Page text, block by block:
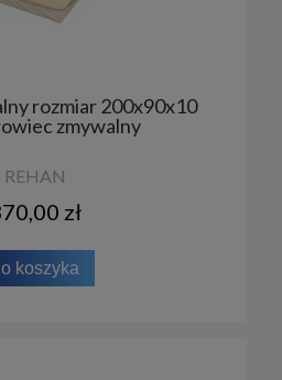
rozmiar 200x90x10
zmywalny
REHAN
zł
koszyka